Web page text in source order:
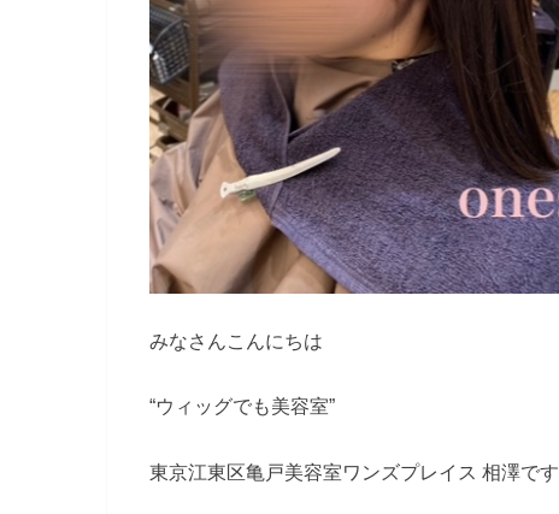
みなさんこんにちは
“ウィッグでも美容室”
東京江東区亀戸美容室ワンズプレイス 相澤です